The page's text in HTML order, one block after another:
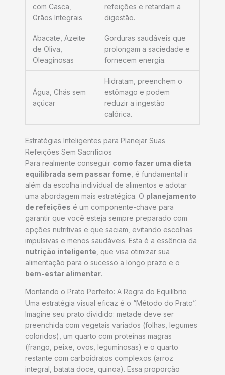
com Casca,
Grãos Integrais
refeições e retardam a
digestão.
Abacate, Azeite
de Oliva,
Oleaginosas
Gorduras saudáveis que
prolongam a saciedade e
fornecem energia.
Água, Chás sem
açúcar
Hidratam, preenchem o
estômago e podem
reduzir a ingestão
calórica.
Estratégias Inteligentes para Planejar Suas
Refeições Sem Sacrifícios
Para realmente conseguir como fazer uma dieta
equilibrada sem passar fome , é fundamental ir
além da escolha individual de alimentos e adotar
uma abordagem mais estratégica. O planejamento
de refeições é um componente-chave para
garantir que você esteja sempre preparado com
opções nutritivas e que saciam, evitando escolhas
impulsivas e menos saudáveis. Esta é a essência da
nutrição inteligente , que visa otimizar sua
alimentação para o sucesso a longo prazo e o
bem-estar alimentar.
Montando o Prato Perfeito: A Regra do Equilíbrio
Uma estratégia visual eficaz é o “Método do Prato”.
Imagine seu prato dividido: metade deve ser
preenchida com vegetais variados (folhas, legumes
coloridos), um quarto com proteínas magras
(frango, peixe, ovos, leguminosas) e o quarto
restante com carboidratos complexos (arroz
integral, batata doce, quinoa). Essa proporção